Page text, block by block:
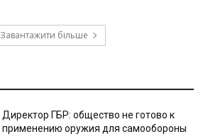
Завантажити більше
Директор ГБР: общество не готово к
применению оружия для самообороны